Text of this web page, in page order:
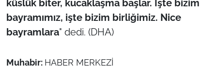
küslük biter, kucaklaşma başlar. İşte bizim
bayramımız, işte bizim birliğimiz. Nice
bayramlara" dedi. (DHA)
Muhabir: HABER MERKEZİ